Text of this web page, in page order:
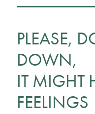
PLEASE,
DOWN,
IT MIGHT
FEELINGS